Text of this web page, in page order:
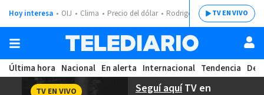
Hoy interesa OIJ Clima Precio del dólar Rodrigo ChavesTV EN VIVO
Última hora Nacional En alerta Internacional Tendencia
Seguí aquíTV en
TV EN VIVO